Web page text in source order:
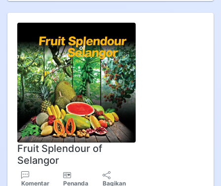
Fruit Splendour of
Selangor
Komentar Penanda Bagikan